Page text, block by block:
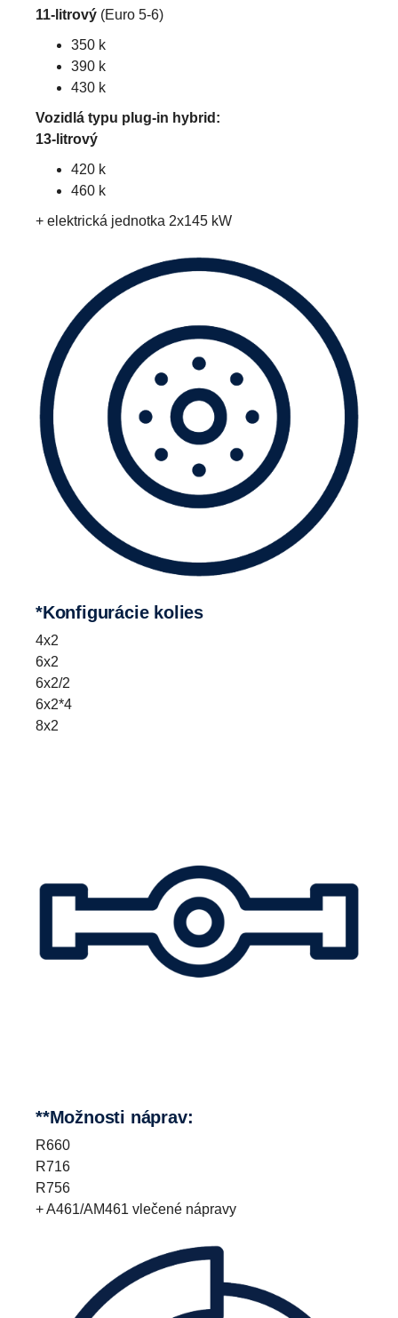
11-litrový (Euro 5-6)
350 k
390 k
430 k
Vozidlá typu plug-in hybrid:
13-litrový
420 k
460 k
+ elektrická jednotka 2x145 kW
*Konfigurácie kolies
4x2
6x2
6x2/2
6x2*4
8x2
**Možnosti náprav:
R660
R716
R756
+ A461/AM461 vlečené nápravy